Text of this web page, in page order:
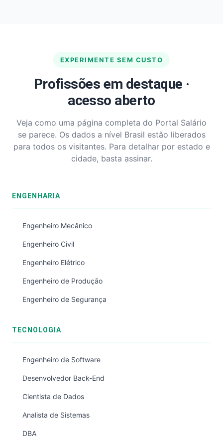
EXPERIMENTE SEM CUSTO
Profissões em destaque ·
acesso aberto
Veja como uma página completa do Portal Salário
se parece. Os dados a nível Brasil estão liberados
para todos os visitantes. Para detalhar por estado e
cidade, basta assinar.
ENGENHARIA
Engenheiro Mecânico
Engenheiro Civil
Engenheiro Elétrico
Engenheiro de Produção
Engenheiro de Segurança
TECNOLOGIA
Engenheiro de Software
Desenvolvedor Back-End
Cientista de Dados
Analista de Sistemas
DBA